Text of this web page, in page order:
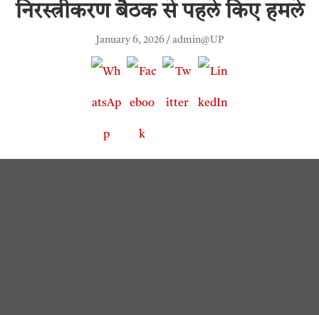
निरस्त्रीकरण बैठक से पहले किए हमले
January 6, 2026 admin@UP